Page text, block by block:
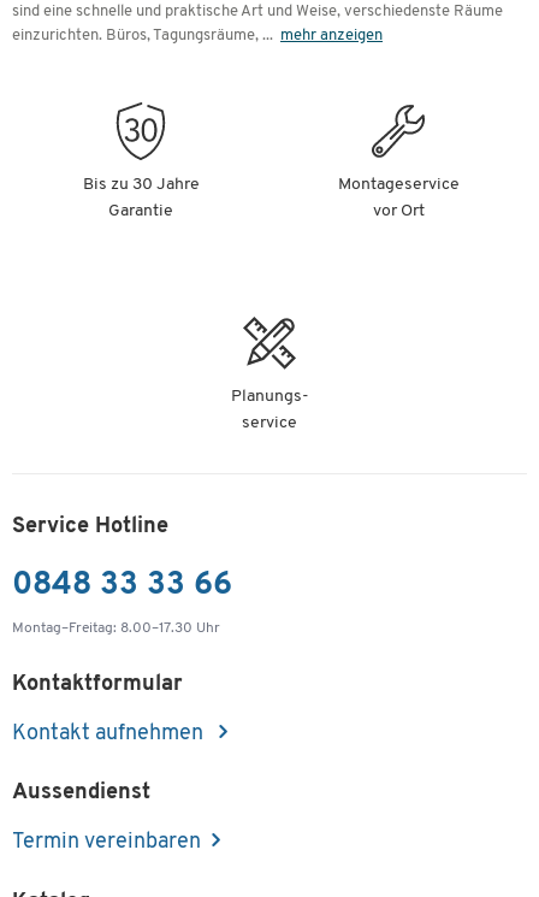
sind eine schnelle und praktische Art und Weise, verschiedenste Räume
einzurichten. Büros, Tagungsräume, ... mehr anzeigen
Bis zu 30 Jahre
Garantie
Montageservice
vor Ort
Planungs-
service
Service Hotline
0848 33 33 66
Montag–Freitag: 8.00–17.30 Uhr
Kontaktformular
Kontakt aufnehmen
Aussendienst
Termin vereinbaren